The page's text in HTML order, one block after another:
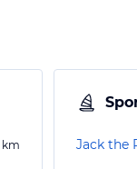
km Jack the